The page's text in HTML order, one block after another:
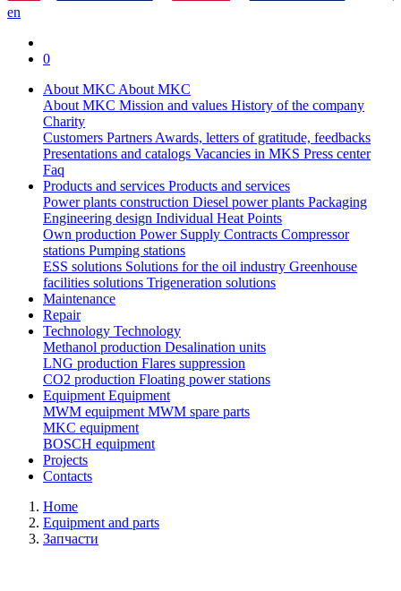
en
0
About MKC About MKC
About MKC Mission and values History of the company
Charity
Customers PartnersAwards, letters of gratitude, feedbacks
Presentations and catalogs Vacancies in MKS Press center
Faq
Products and services Products and services
Power plants construction Diesel power plants Packaging
Engineering design Individual Heat Points
Own production Power Supply Contracts Compressor
stations Pumping stations
ESS solutions Solutions for the oil industry Greenhouse
facilities solutions Trigeneration solutions
Maintenance
Repair
Technology Technology
Methanol production Desalination units
LNG production Flares suppression
СО2 production Floating power stations
EquipmentEquipment
MWM equipmentMWM spare parts
MKC equipment
BOSCH equipment
Projects
Contacts
Home
Equipment and parts
Запчасти